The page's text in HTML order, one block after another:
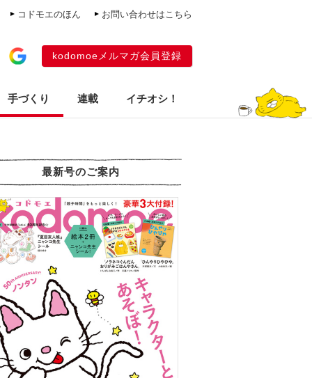
コドモエのほん お問い合わせはこちら
kodomoeメルマガ会員登録
手づくり 連載 イチオシ！
最新号のご案内